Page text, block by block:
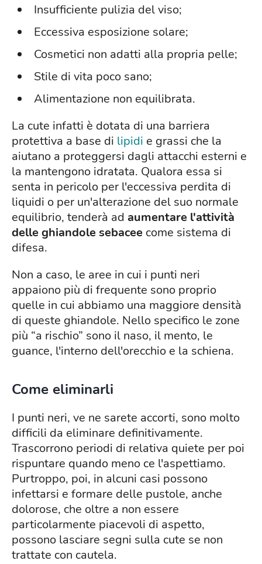
Insufficiente pulizia del viso;
Eccessiva esposizione solare;
Cosmetici non adatti alla propria pelle;
Stile di vita poco sano;
Alimentazione non equilibrata.
La cute infatti è dotata di una barriera
protettiva a base di lipidi e grassi che la
aiutano a proteggersi dagli attacchi esterni e
la mantengono idratata. Qualora essa si
senta in pericolo per l'eccessiva perdita di
liquidi o per un'alterazione del suo normale
equilibrio, tenderà ad aumentare l'attività
delle ghiandole sebacee come sistema di
difesa.
Non a caso, le aree in cui i punti neri
appaiono più di frequente sono proprio
quelle in cui abbiamo una maggiore densità
di queste ghiandole. Nello specifico le zone
più “a rischio” sono il naso, il mento, le
guance, l'interno dell'orecchio e la schiena.
Come eliminarli
I punti neri, ve ne sarete accorti, sono molto
difficili da eliminare definitivamente.
Trascorrono periodi di relativa quiete per poi
rispuntare quando meno ce l'aspettiamo.
Purtroppo, poi, in alcuni casi possono
infettarsi e formare delle pustole, anche
dolorose, che oltre a non essere
particolarmente piacevoli di aspetto,
possono lasciare segni sulla cute se non
trattate con cautela.